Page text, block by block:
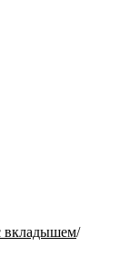
вкладышем/